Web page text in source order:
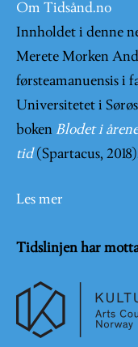
Om Tidsånd.no
Innholdet i denne
Merete Morken
førsteamanuensis i
Universitetet i
boken Blodet i
tid (Spartacus,
Les mer
Tidslinjen har